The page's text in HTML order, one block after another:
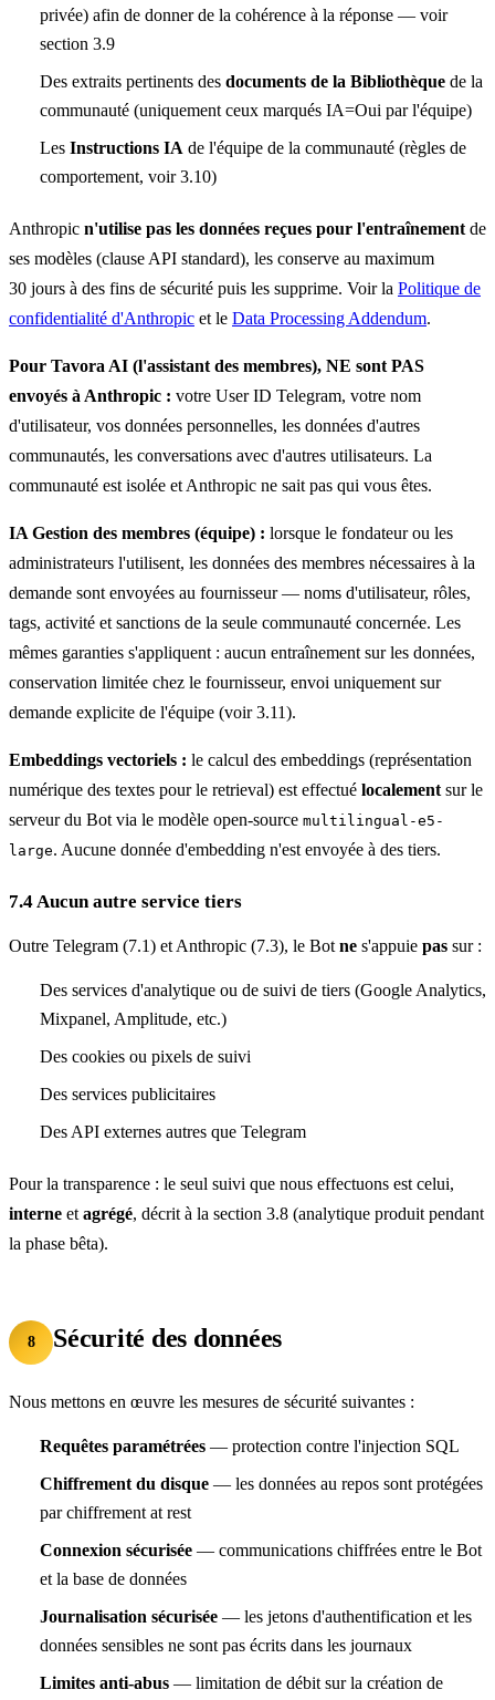
privée) afin de donner de la cohérence à la réponse — voir
section 3.9
Des extraits pertinents des documents de la Bibliothèque de la
communauté (uniquement ceux marqués IA=Oui par l'équipe)
Les Instructions IA de l'équipe de la communauté (règles de
comportement, voir 3.10)
Anthropic n'utilise pas les données reçues pour l'entraînement de
ses modèles (clause API standard), les conserve au maximum
30 jours à des fins de sécurité puis les supprime. Voir la Politique de
confidentialité d'Anthropic et le Data Processing Addendum.
Pour Tavora AI (l'assistant des membres), NE sont PAS
envoyés à Anthropic : votre User ID Telegram, votre nom
d'utilisateur, vos données personnelles, les données d'autres
communautés, les conversations avec d'autres utilisateurs. La
communauté est isolée et Anthropic ne sait pas qui vous êtes.
IA Gestion des membres (équipe) : lorsque le fondateur ou les
administrateurs l'utilisent, les données des membres nécessaires à la
demande sont envoyées au fournisseur — noms d'utilisateur, rôles,
tags, activité et sanctions de la seule communauté concernée. Les
mêmes garanties s'appliquent : aucun entraînement sur les données,
conservation limitée chez le fournisseur, envoi uniquement sur
demande explicite de l'équipe (voir 3.11).
Embeddings vectoriels : le calcul des embeddings (représentation
numérique des textes pour le retrieval) est effectué localement sur le
serveur du Bot via le modèle open-source multilingual-e5-
large. Aucune donnée d'embedding n'est envoyée à des tiers.
7.4 Aucun autre service tiers
Outre Telegram (7.1) et Anthropic (7.3), le Bot ne s'appuie pas sur :
Des services d'analytique ou de suivi de tiers (Google Analytics,
Mixpanel, Amplitude, etc.)
Des cookies ou pixels de suivi
Des services publicitaires
Des API externes autres que Telegram
Pour la transparence : le seul suivi que nous effectuons est celui,
interne et agrégé, décrit à la section 3.8 (analytique produit pendant
la phase bêta).
8 Sécurité des données
Nous mettons en œuvre les mesures de sécurité suivantes :
Requêtes paramétrées — protection contre l'injection SQL
Chiffrement du disque — les données au repos sont protégées
par chiffrement at rest
Connexion sécurisée — communications chiffrées entre le Bot
et la base de données
Journalisation sécurisée — les jetons d'authentification et les
données sensibles ne sont pas écrits dans les journaux
Limites anti-abus — limitation de débit sur la création de